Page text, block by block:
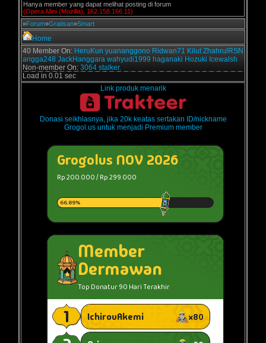
Hanya member yang dapat melihat posting di forum
(Opera Mini (Mozilla), 162.158.166.11)
»Forum»Gratisan»Smart
Home
40 Member On: HeruKun yuananggono Ridwan71 Kilut ZhahrulRSN
angga248 JackHanggara wahyudi1999 haganaki Hozuki Icewalsh
Non-member On: 3064 stalker.
Load in 0.01 sec
Link produk menarik
Donasi seikhlasnya, jika 20k keatas sertakan ID/nickname
Grogol.us untuk menjadi Premium member